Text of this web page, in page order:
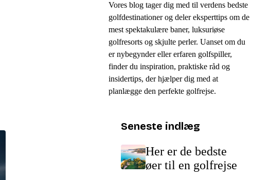
Vores blog tager dig med til verdens bedste
golfdestinationer og deler eksperttips om de
mest spektakulære baner, luksuriøse
golfresorts og skjulte perler. Uanset om du
er nybegynder eller erfaren golfspiller,
finder du inspiration, praktiske råd og
insidertips, der hjælper dig med at
planlægge den perfekte golfrejse.
Seneste indlæg
Her er de bedste
øer til en golfrejse